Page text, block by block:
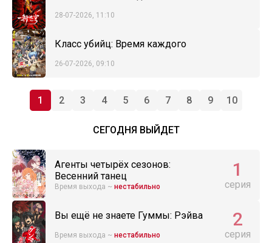
28-07-2026, 11:10
Класс убийц: Время каждого
26-07-2026, 09:10
1 2 3 4 5 6 7 8 9 10
СЕГОДНЯ ВЫЙДЕТ
Агенты четырёх сезонов:
Весенний танец
Время выхода ~ нестабильно
1
серия
Вы ещё не знаете Гуммы: Рэйва
Время выхода ~ нестабильно
2
серия